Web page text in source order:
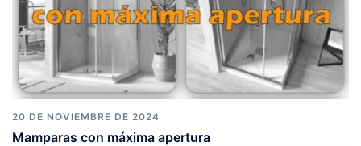
20 DE NOVIEMBRE DE 2024
Mamparas con máxima apertura